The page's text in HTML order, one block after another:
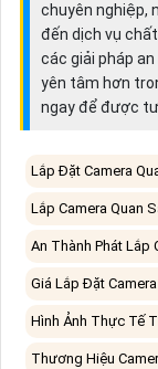
chuyên nghiệp,
đến dịch vụ
các giải pháp
yên tâm hơn
ngay để được
Lắp Đặt Camera
Lắp Camera Quan
An Thành Phát Lắp
Giá Lắp Đặt
Hình Ảnh Thực Tế
Thương Hiệu